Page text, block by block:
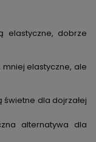
elastyczne, dobrze
elastyczne, ale
dla dojrzałej
alternatywa dla